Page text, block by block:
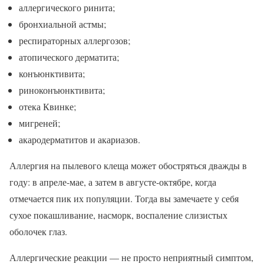
аллергического ринита;
бронхиальной астмы;
респираторных аллергозов;
атопического дерматита;
конъюнктивита;
риноконъюнктивита;
отека Квинке;
мигреней;
акародерматитов и акариазов.
Аллергия на пылевого клеща может обостряться дважды в
году: в апреле-мае, а затем в августе-октябре, когда
отмечается пик их популяции. Тогда вы замечаете у себя
сухое покашливание, насморк, воспаление слизистых
оболочек глаз.
Аллергические реакции — не просто неприятный симптом,